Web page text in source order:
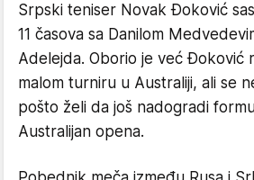
Srpski teniser Novak Đoković
11 časova sa Danilom
Adelejda. Oborio je već Đoković
malom turniru u Australiji, ali se
pošto želi da još nadogradi
Australijan opena.